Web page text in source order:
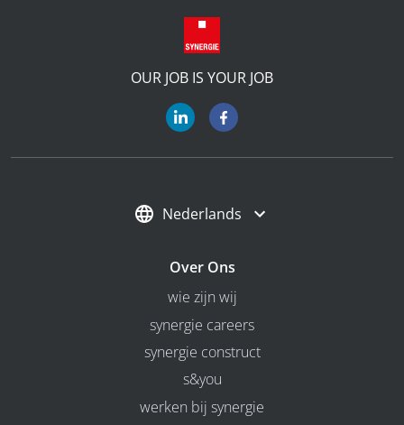
OUR JOB IS YOUR JOB
Nederlands
Over Ons
wie zijn wij
synergie careers
synergie construct
s&you
werken bij synergie